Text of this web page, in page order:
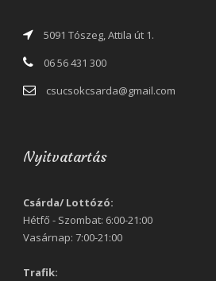
5091 Tószeg, Attila út 1.
06 56 431 300
csucsokcsarda@gmail.com
Nyitvatartás
Csárda/ Lottózó:
Hétfő - Szombat: 6:00-21:00
Vasárnap: 7:00-21:00
Trafik: